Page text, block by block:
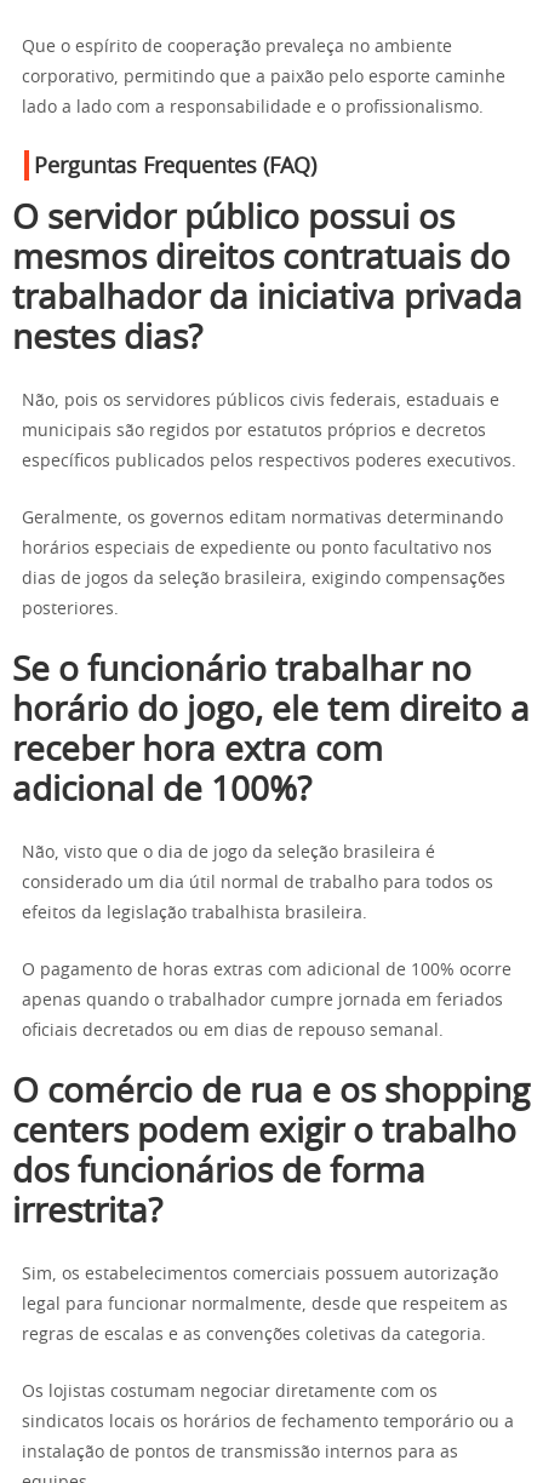
Que o espírito de cooperação prevaleça no ambiente
corporativo, permitindo que a paixão pelo esporte caminhe
lado a lado com a responsabilidade e o profissionalismo.
Perguntas Frequentes (FAQ)
O servidor público possui os
mesmos direitos contratuais do
trabalhador da iniciativa privada
nestes dias?
Não, pois os servidores públicos civis federais, estaduais e
municipais são regidos por estatutos próprios e decretos
específicos publicados pelos respectivos poderes executivos.
Geralmente, os governos editam normativas determinando
horários especiais de expediente ou ponto facultativo nos
dias de jogos da seleção brasileira, exigindo compensações
posteriores.
Se o funcionário trabalhar no
horário do jogo, ele tem direito a
receber hora extra com
adicional de 100%?
Não, visto que o dia de jogo da seleção brasileira é
considerado um dia útil normal de trabalho para todos os
efeitos da legislação trabalhista brasileira.
O pagamento de horas extras com adicional de 100% ocorre
apenas quando o trabalhador cumpre jornada em feriados
oficiais decretados ou em dias de repouso semanal.
O comércio de rua e os shopping
centers podem exigir o trabalho
dos funcionários de forma
irrestrita?
Sim, os estabelecimentos comerciais possuem autorização
legal para funcionar normalmente, desde que respeitem as
regras de escalas e as convenções coletivas da categoria.
Os lojistas costumam negociar diretamente com os
sindicatos locais os horários de fechamento temporário ou a
instalação de pontos de transmissão internos para as